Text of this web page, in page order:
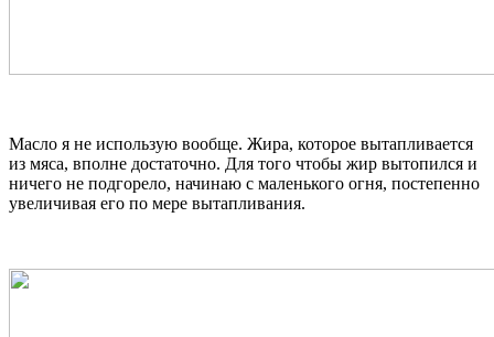
Масло я не использую вообще. Жира, которое вытапливается
из мяса, вполне достаточно. Для того чтобы жир вытопился и
ничего не подгорело, начинаю с маленького огня, постепенно
увеличивая его по мере вытапливания.